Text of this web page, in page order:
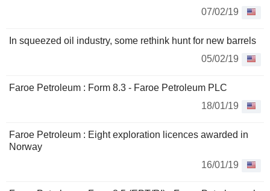
07/02/19
In squeezed oil industry, some rethink hunt for new barrels
05/02/19
Faroe Petroleum : Form 8.3 - Faroe Petroleum PLC
18/01/19
Faroe Petroleum : Eight exploration licences awarded in
Norway
16/01/19